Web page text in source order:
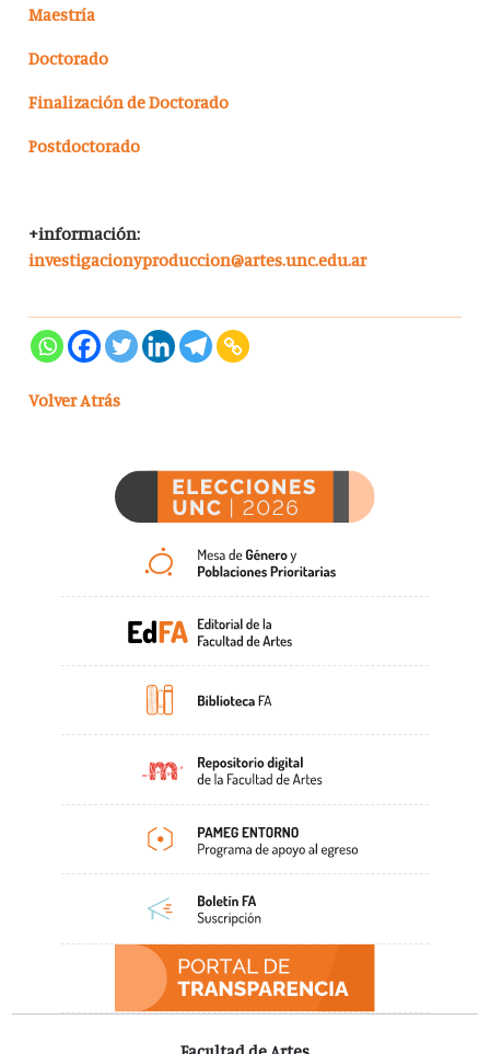
Maestría
Doctorado
Finalización de Doctorado
Postdoctorado
+información:
investigacionyproduccion@artes.unc.edu.ar
Volver Atrás